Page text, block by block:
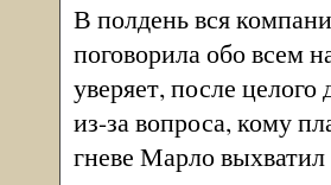
В полдень вся
поговорила обо всем
уверяет, после
из-за вопроса, кому
гневе Марло